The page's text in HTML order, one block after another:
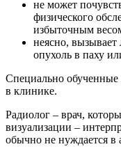
не может
физического
избыточным
неясно,
опухоль в паху
Специально обученные
в клинике.
Радиолог – врач,
визуализации –
обычно не нуждается в